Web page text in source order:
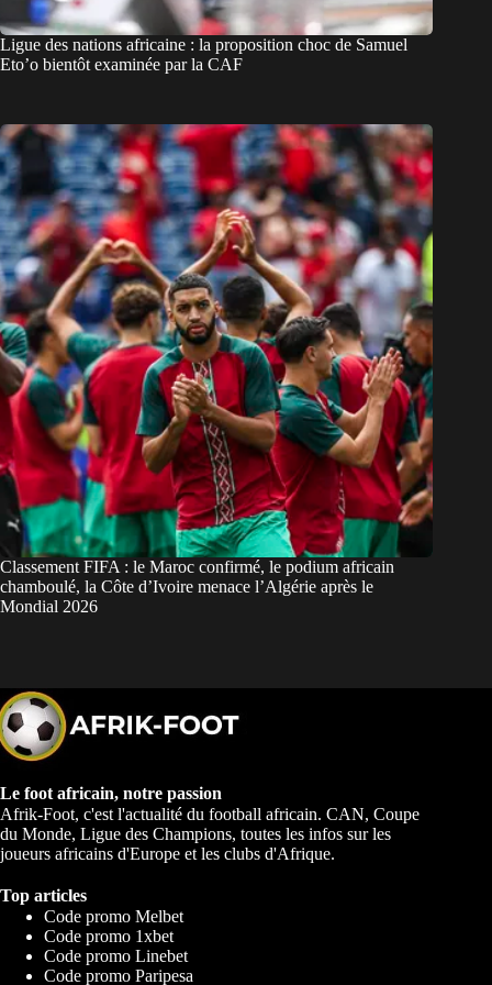
Ligue des nations africaine : la proposition choc de Samuel
Eto’o bientôt examinée par la CAF
Classement FIFA : le Maroc confirmé, le podium africain
chamboulé, la Côte d’Ivoire menace l’Algérie après le
Mondial 2026
Le foot africain, notre passion
Afrik-Foot, c'est l'actualité du football africain. CAN, Coupe
du Monde, Ligue des Champions, toutes les infos sur les
joueurs africains d'Europe et les clubs d'Afrique.
Top articles
Code promo Melbet
Code promo 1xbet
Code promo Linebet
Code promo Paripesa